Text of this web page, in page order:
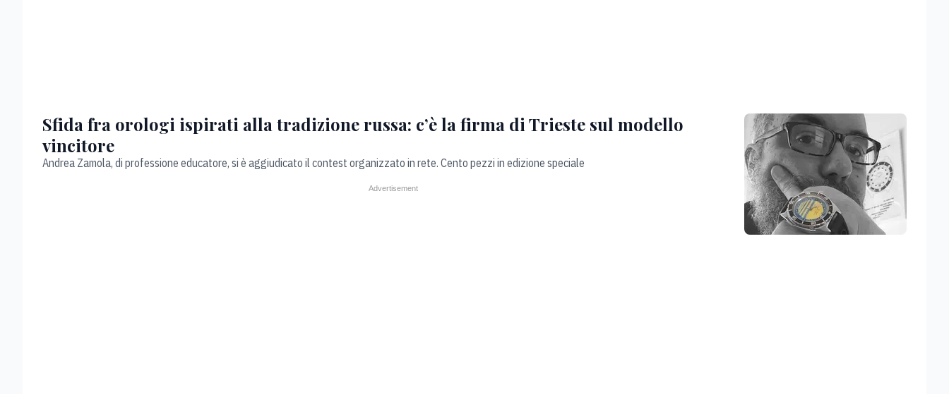
Sfida fra orologi ispirati alla tradizione russa: c’è la firma di Trieste sul modello
vincitore
Andrea Zamola, di professione educatore, si è aggiudicato il contest organizzato in rete. Cento pezzi in edizione speciale